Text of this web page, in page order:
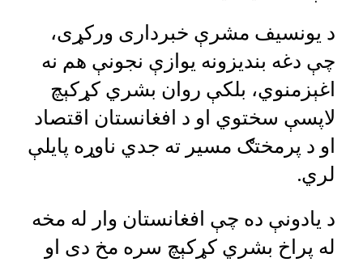
د یونسیف مشرې خبرداری ورکړی،
چې دغه بندیزونه یوازې نجونې هم نه
اغېزمنوي، بلکې روان بشري کړکېچ
لاپسې سختوي او د افغانستان اقتصاد
او د پرمختګ مسیر ته جدي ناوړه پایلې
لري.
د یادونې ده چې افغانستان وار له مخه
له پراخ بشري کړکېچ سره مخ دی او